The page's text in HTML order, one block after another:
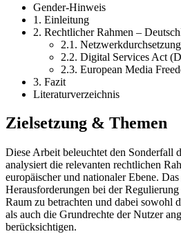
Gender-Hinweis
1. Einleitung
2. Rechtlicher Rahmen –
2.1.
2.2. Digital Services Act
2.3. European Media
3. Fazit
Literaturverzeichnis
Zielsetzung & Themen
Diese Arbeit beleuchtet den Sonderfall
analysiert die relevanten rechtlichen
europäischer und nationaler Ebene.
Herausforderungen bei der
Raum zu betrachten und dabei sowohl
als auch die Grundrechte der Nutzer
berücksichtigen.